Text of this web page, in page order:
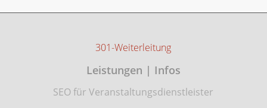
301-Weiterleitung
Leistungen | Infos
SEO für Veranstaltungsdienstleister